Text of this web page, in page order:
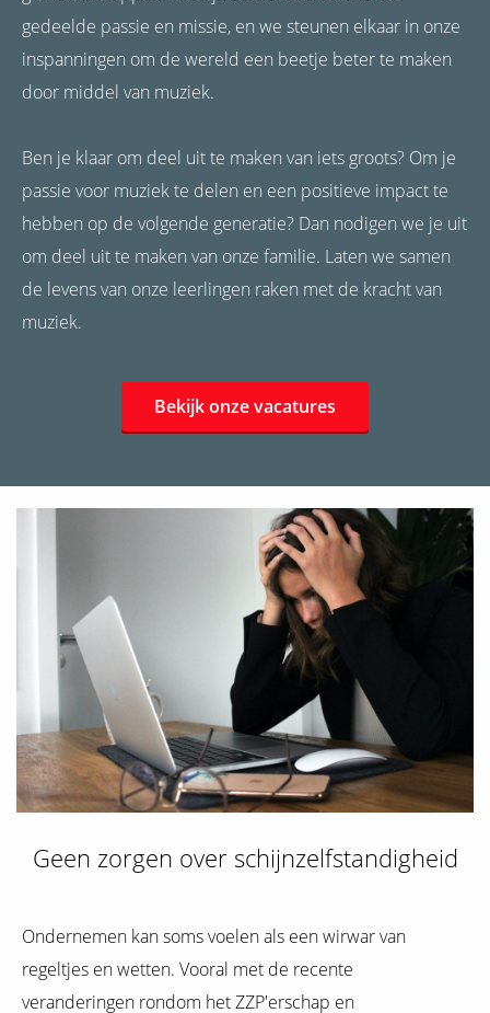
gedeelde passie en missie, en we steunen elkaar in onze
inspanningen om de wereld een beetje beter te maken
door middel van muziek.
Ben je klaar om deel uit te maken van iets groots? Om je
passie voor muziek te delen en een positieve impact te
hebben op de volgende generatie? Dan nodigen we je uit
om deel uit te maken van onze familie. Laten we samen
de levens van onze leerlingen raken met de kracht van
muziek.
Bekijk onze vacatures
Geen zorgen over schijnzelfstandigheid
Ondernemen kan soms voelen als een wirwar van
regeltjes en wetten. Vooral met de recente
veranderingen rondom het ZZP'erschap en